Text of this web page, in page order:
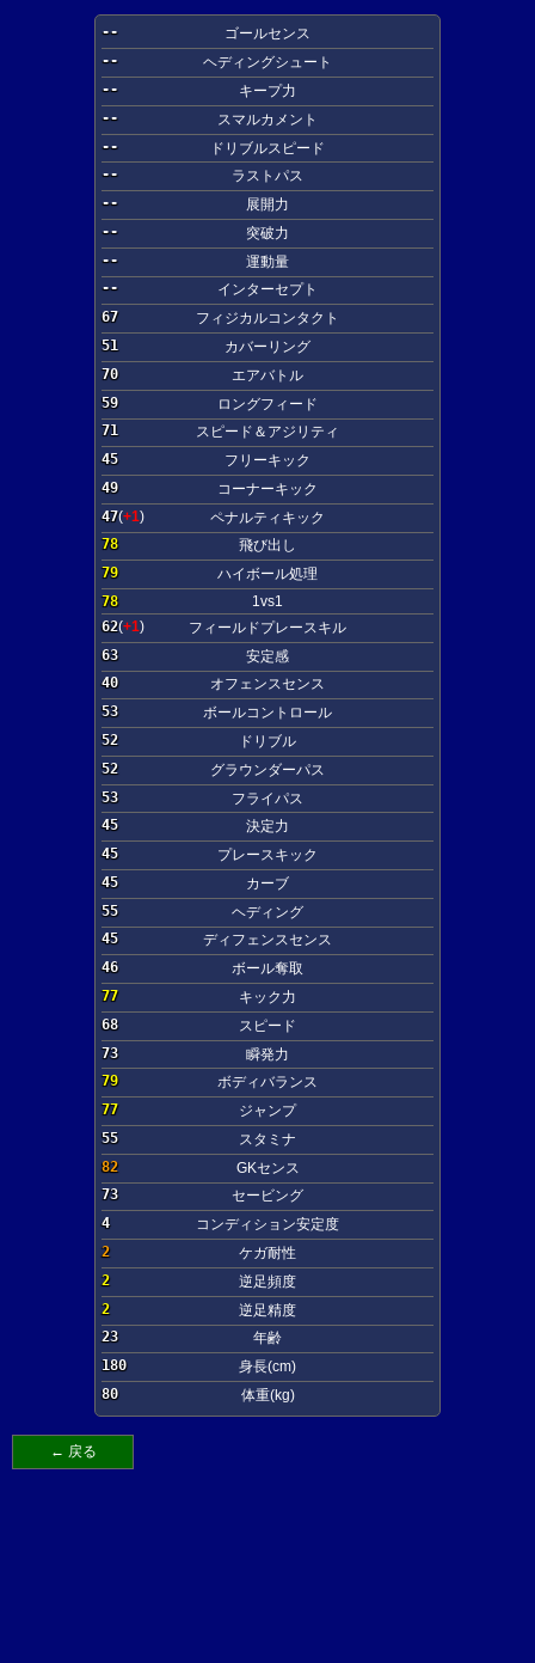
--
ゴールセンス
--
ヘディングシュート
--
キープ力
--
スマルカメント
--
ドリブルスピード
--
ラストパス
--
展開力
--
突破力
--
運動量
--
インターセプト
67
フィジカルコンタクト
51
カバーリング
70
エアバトル
59
ロングフィード
71
スピード＆アジリティ
45
フリーキック
49
コーナーキック
47(+1)
ペナルティキック
78
飛び出し
79
ハイボール処理
78
1vs1
62(+1)
フィールドプレースキル
63
安定感
40
オフェンスセンス
53
ボールコントロール
52
ドリブル
52
グラウンダーパス
53
フライパス
45
決定力
45
プレースキック
45
カーブ
55
ヘディング
45
ディフェンスセンス
46
ボール奪取
77
キック力
68
スピード
73
瞬発力
79
ボディバランス
77
ジャンプ
55
スタミナ
82
GKセンス
73
セービング
4
コンディション安定度
2
ケガ耐性
2
逆足頻度
2
逆足精度
23
年齢
180
身長(cm)
80
体重(kg)
← 戻る